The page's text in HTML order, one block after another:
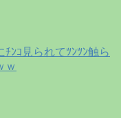
ﾁﾝｺ見られてﾂﾝﾂﾝ触ら
ｗ